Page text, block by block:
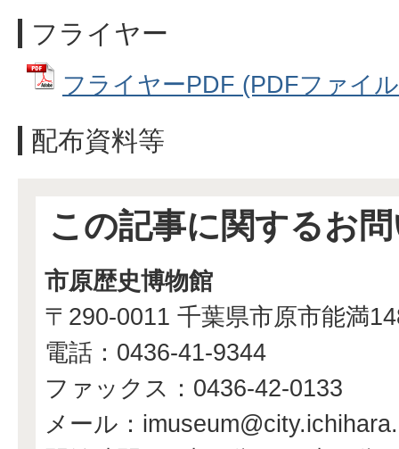
フライヤー
フライヤーPDF (PDFファイ
配布資料等
この記事に関するお
市原歴史博物館
〒290-0011 千葉県市原市能満
電話：0436-41-9344
ファックス：0436-42-0133
メール：